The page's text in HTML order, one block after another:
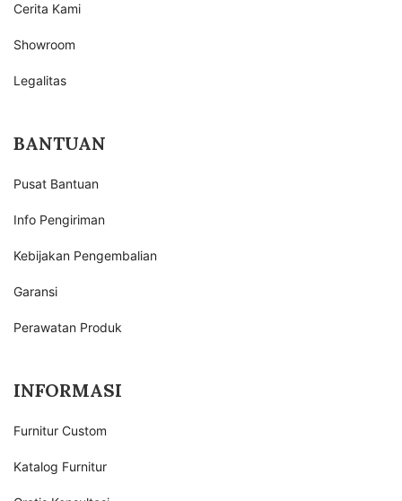
Cerita Kami
Showroom
Legalitas
BANTUAN
Pusat Bantuan
Info Pengiriman
Kebijakan Pengembalian
Garansi
Perawatan Produk
INFORMASI
Furnitur Custom
Katalog Furnitur